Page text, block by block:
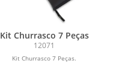
Kit Churrasco 7 Peças
12071
Kit Churrasco 7 Peças.